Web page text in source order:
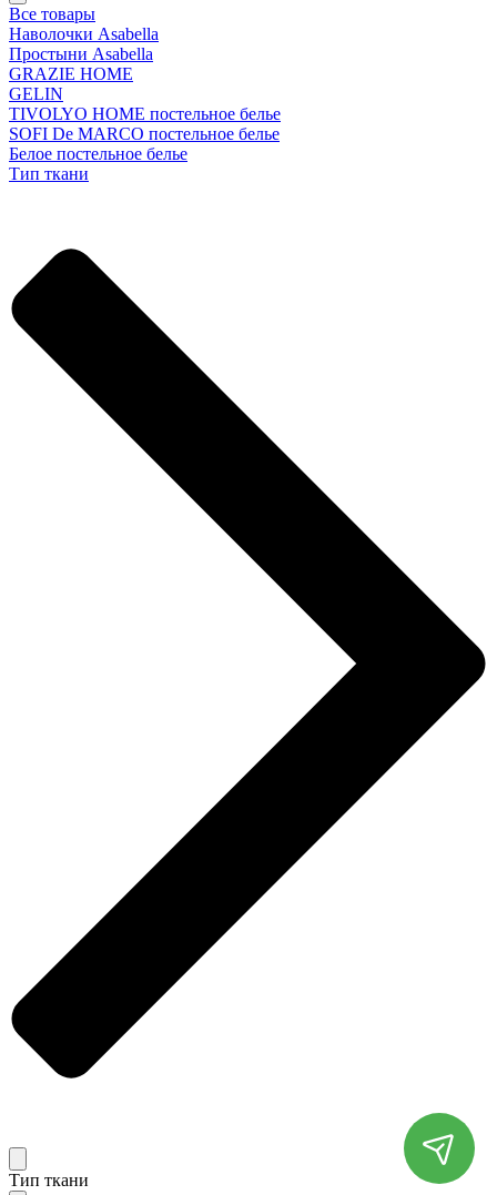
Все товары
Наволочки Asabella
Простыни Asabella
GRAZIE HOME
GELIN
TIVOLYO HOME постельное белье
SOFI De MARCO постельное белье
Белое постельное белье
Тип ткани
Тип ткани